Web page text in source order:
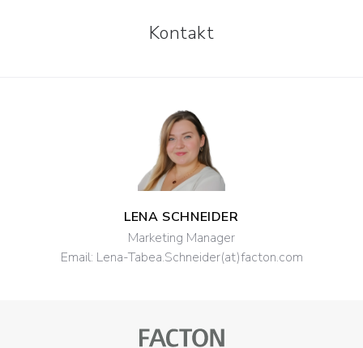
Kontakt
LENA SCHNEIDER
Marketing Manager
Email: Lena-Tabea.Schneider(at)facton.com